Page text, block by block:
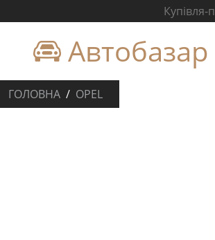
Купівля-
Автобазар
ГОЛОВНА OPEL